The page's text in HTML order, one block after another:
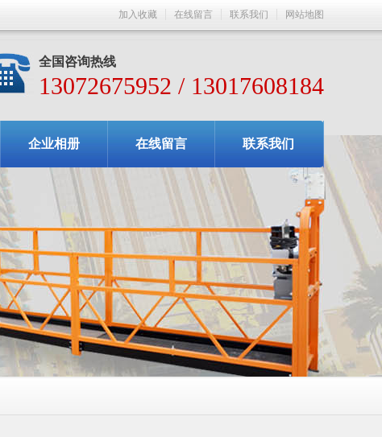
加入收藏 在线留言 联系我们 网站地图
全国咨询热线
13072675952 / 13017608184
企业相册 在线留言 联系我们